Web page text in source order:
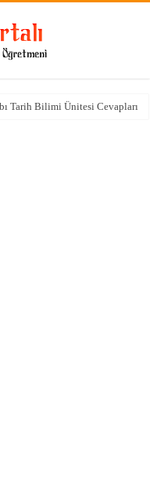
Tarih Bilimi Ünitesi Cevapları